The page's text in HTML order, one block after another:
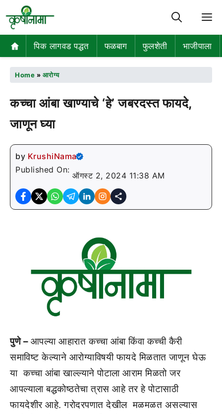
पिक लागवड पद्धत फळबाग फुलशेती भाजीपाला
Home » आरोग्य
कच्चा आंबा खाण्याचे ‘हे’ जबरदस्त फायदे,
जाणून घ्या
by KrushiNama
Published On:
ऑगस्ट 2, 2024 11:38 AM
पुणे – आपल्या आहारात कच्‍चा आंबा किंवा कच्ची कैरी
समाविष्ट केल्याने आरोग्याविषयी फायदे मिळतात जाणून घेऊ
या कच्चा आंबा खाल्ल्याने पोटाला आराम मिळतो जर
आपल्याला बद्धकोष्ठतेचा त्रास आहे तर हे पोटासाठी
फायदेशीर आहे. गरोदरपणात देखील मळमळत असल्यास